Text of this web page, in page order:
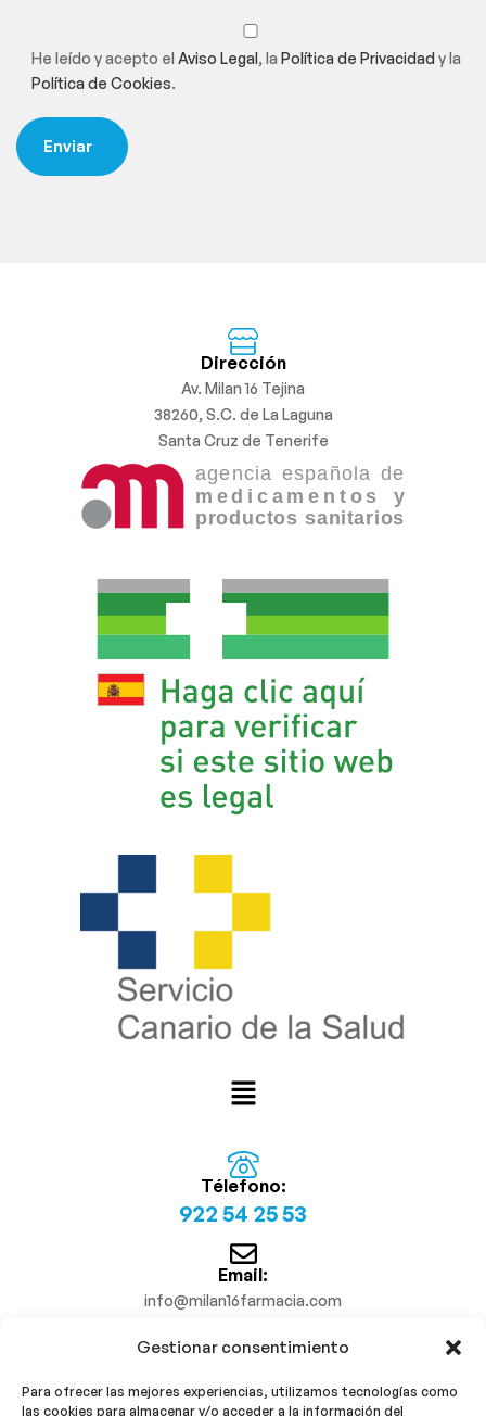
Gestionar consentimiento
Para ofrecer las mejores experiencias, utilizamos tecnologías como
las cookies para almacenar y/o acceder a la información del
He leído y acepto el Aviso Legal, la Política de Privacidady la
Política de Cookies.
Dirección
Av. Milan 16 Tejina
38260, S.C. de La Laguna
Santa Cruz de Tenerife
Télefono:
922 54 25 53
Email:
info@milan16farmacia.com
¡Síguenos!